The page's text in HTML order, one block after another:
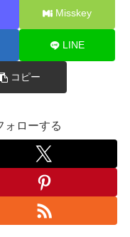
Misskey
LINE
コピー
ォローする